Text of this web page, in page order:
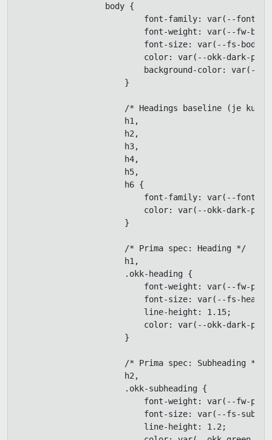
body {
font-family: var(--font-
font-weight: var(--fw-
                          font-size: var(--fs-body);
color: var(--okk-dark-
background-color: var(--
                      }
/* Headings baseline (je kunt
                      h1,
                      h2,
                      h3,
                      h4,
                      h5,
                      h6 {
font-family: var(--font-
color: var(--okk-dark-
                      }
                      /* Prima spec: Heading */
                      h1,
                      .okk-heading {
font-weight: var(--fw-
font-size: var(--fs-
                          line-height: 1.15;
color: var(--okk-dark-
                      }
                      /* Prima spec: Subheading */
                      h2,
                      .okk-subheading {
font-weight: var(--fw-
font-size: var(--fs-
                          line-height: 1.2;